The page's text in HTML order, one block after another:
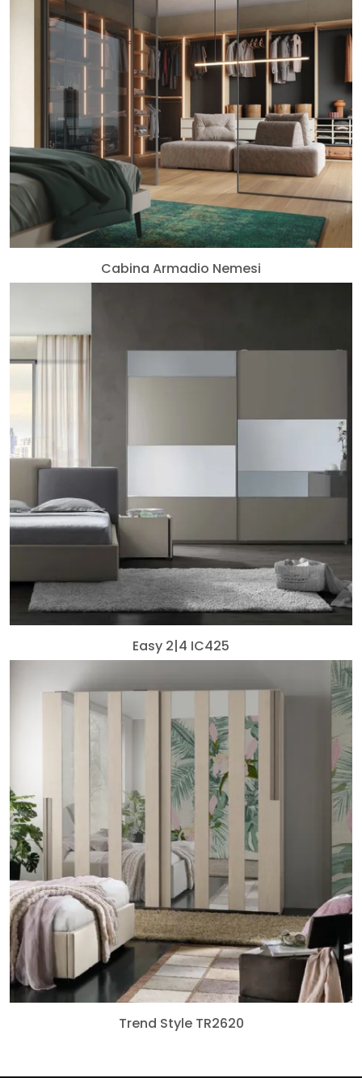
Cabina Armadio Nemesi
Easy 2|4 IC425
Trend Style TR2620